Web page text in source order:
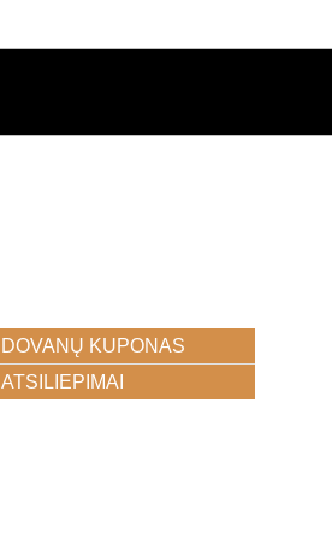
DOVANŲ KUPONAS
ATSILIEPIMAI